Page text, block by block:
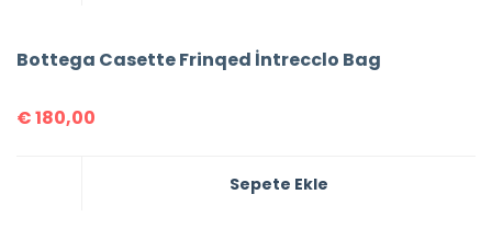
Bottega Casette Frinqed İntrecclo Bag
€180,00
Sepete Ekle